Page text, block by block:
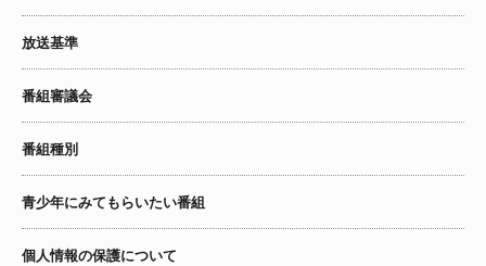
放送基準
番組審議会
番組種別
青少年にみてもらいたい番組
個人情報の保護について